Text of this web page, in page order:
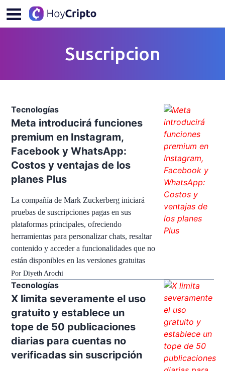
Suscripcion
Tecnologías
Meta introducirá funciones
premium en Instagram,
Facebook y WhatsApp:
Costos y ventajas de los
planes Plus
La compañía de Mark Zuckerberg iniciará
pruebas de suscripciones pagas en sus
plataformas principales, ofreciendo
herramientas para personalizar chats, resaltar
contenido y acceder a funcionalidades que no
están disponibles en las versiones gratuitas
Por Diyeth Arochi
Tecnologías
X limita severamente el uso
gratuito y establece un
tope de 50 publicaciones
diarias para cuentas no
verificadas sin suscripción